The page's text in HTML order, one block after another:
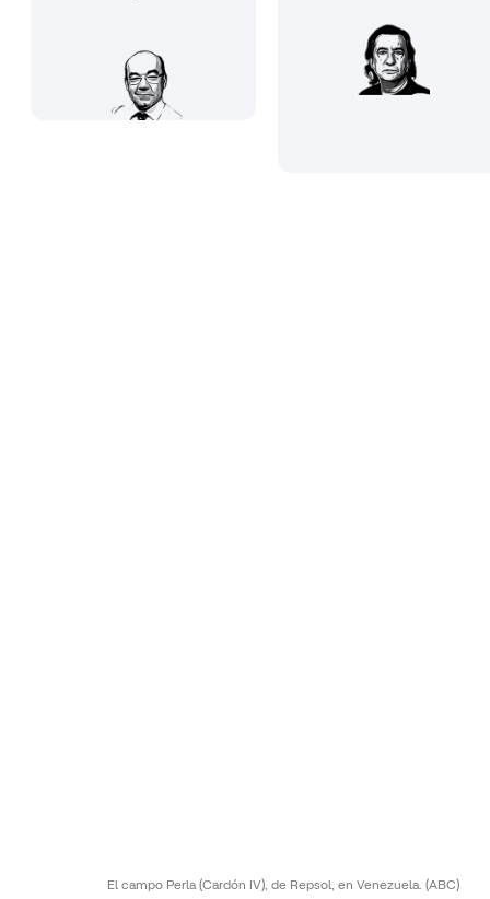
El campo Perla (Cardón IV), de Repsol, en Venezuela. (ABC)